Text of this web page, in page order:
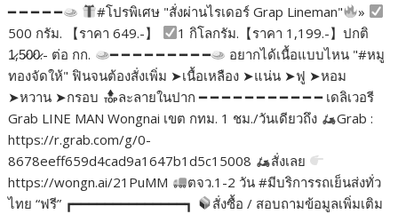
━ ━ ━ ━ ━
#โปรพิเศษ "สั่งผ่านไรเดอร์ Grap Lineman"
»
500 กรัม. 【ราคา 649.-】
1 กิโลกรัม.【ราคา 1,199.-】ปกติ
1̷,5̷0̷0̷.- ต่อ กก.
━ ━ ━ ━ ━ ━ ━ ━ ━
อยากได้เนื้อแบบไหน "#หมู
ทองจัดให้" ฟินจนต้องสั่งเพิ่ม ➤เนื้อเหลือง ➤แน่น ➤ฟู ➤หอม
➤หวาน ➤กรอบ
ละลายในปาก ━ ━ ━ ━ ━ ━ ━ ━ ━ ━ ━ เดลิเวอรี
Grab LINE MAN Wongnai เขต กทม. 1 ชม./วันเดียวถึง
Grab :
https://r.grab.com/g/0-
8678eeff659d4cad9a1647b1d5c15008
สั่งเลย
https://wongn.ai/21PuMM
ตจว.1-2 วัน #มีบริการรถเย็นส่งทั่ว
ไทย “ฟรี” ┏━━━━━━━━━━━━━━┓
สั่งซื้อ / สอบถามข้อมูลเพิ่มเติม